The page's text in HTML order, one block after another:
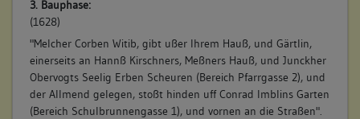
3. Bauphase:
(1628)
"Melcher Corben Witib, gibt ußer Ihrem Hauß, und Gärtlin,
einerseits an Hannß Kirschners, Meßners Hauß, und Junckher
Obervogts Seelig Erben Scheuren (Bereich Pfarrgasse 2), und
der Allmend gelegen, stoßt hinden uff Conrad Imblins Garten
(Bereich Schulbrunnengasse 1), und vornen an die Straßen".